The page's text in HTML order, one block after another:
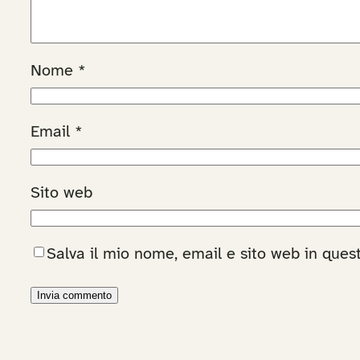
Nome *
Email *
Sito web
Salva il mio nome, email e sito web in